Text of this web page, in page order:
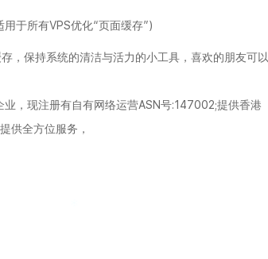
于所有VPS优化“页面缓存”)
，保持系统的清洁与活力的小工具，喜欢的朋友可以
，现注册有自有网络运营ASN号:147002;提供香港
供全方位服务，